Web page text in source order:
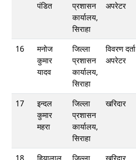
पंडित
प्रशासन
कार्यालय,
सिराहा
अपरेटर
16
मनोज
कुमार
यादव
जिल्ला
प्रशासन
कार्यालय,
सिराहा
विवरण दर्ता
अपरेटर
17
इन्दल
कुमार
महरा
जिल्ला
प्रशासन
कार्यालय,
सिराहा
खरिदार